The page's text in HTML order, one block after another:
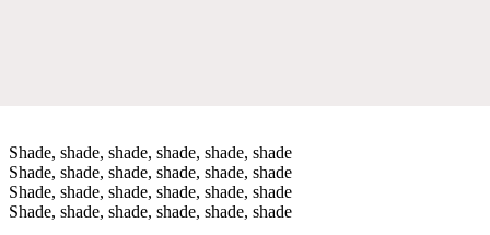
Shade, shade, shade, shade, shade, shade
Shade, shade, shade, shade, shade, shade
Shade, shade, shade, shade, shade, shade
Shade, shade, shade, shade, shade, shade